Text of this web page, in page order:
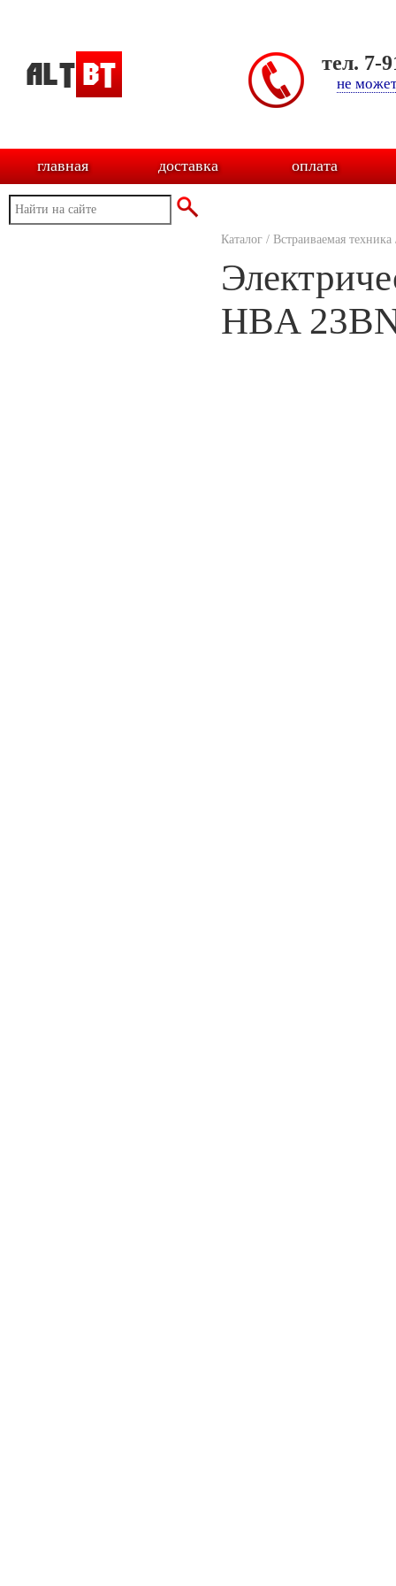
тел. 7-
не
главная доставка оплата
Каталог / Встраиваемая техника
HBA